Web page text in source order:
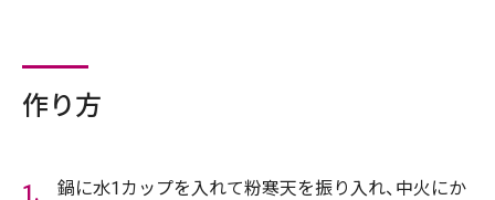
作り方
鍋に水1カップを入れて粉寒天を振り入れ、中火にか